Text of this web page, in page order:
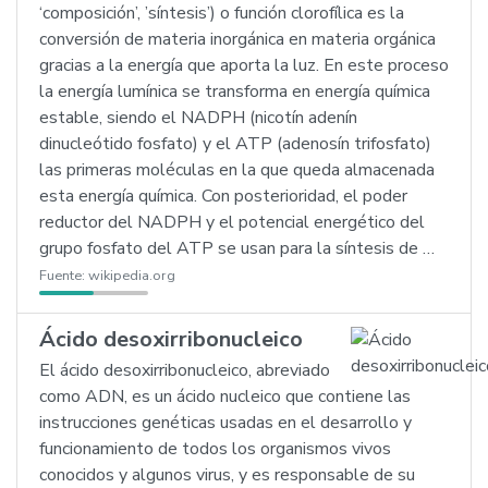
‘composición’, ’síntesis’) o función clorofílica es la
conversión de materia inorgánica en materia orgánica
gracias a la energía que aporta la luz. En este proceso
la energía lumínica se transforma en energía química
estable, siendo el NADPH (nicotín adenín
dinucleótido fosfato) y el ATP (adenosín trifosfato)
las primeras moléculas en la que queda almacenada
esta energía química. Con posterioridad, el poder
reductor del NADPH y el potencial energético del
grupo fosfato del ATP se usan para la síntesis de …
Fuente: wikipedia.org
Ácido desoxirribonucleico
El ácido desoxirribonucleico, abreviado
como ADN, es un ácido nucleico que contiene las
instrucciones genéticas usadas en el desarrollo y
funcionamiento de todos los organismos vivos
conocidos y algunos virus, y es responsable de su